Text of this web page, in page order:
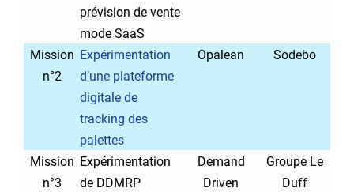
prévision de vente
mode SaaS
Mission
n°2
Expérimentation
d’une plateforme
digitale de
tracking des
palettes
Opalean Sodebo
Mission
n°3
Expérimentation
de DDMRP
Demand
Driven
Groupe Le
Duff